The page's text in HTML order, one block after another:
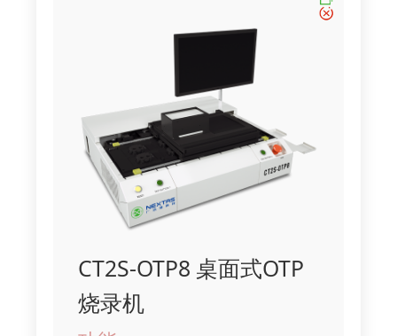
CT2S-OTP8 桌面式OTP
烧录机